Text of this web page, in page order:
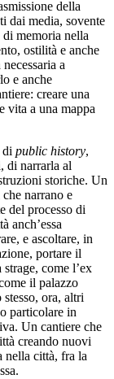
della
dai media, sovente
memoria nella
ostilità e anche
a
e anche
creare una
vita a una mappa
di public history,
di narrarla al
storiche. Un
narrano e
del processo di
anch’essa
e ascoltare, in
portare il
come l’ex
il palazzo
ora, altri
particolare in
Un cantiere che
creando nuovi
nella città, fra la